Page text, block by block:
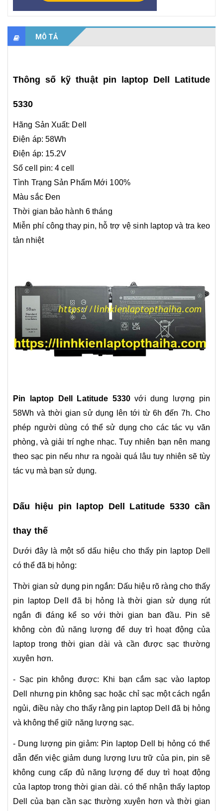
MÔ TẢ
Thông số kỹ thuật pin laptop Dell Latitude
5330
Hãng Sản Xuất: Dell
Điện áp: 58Wh
Điện áp: 15.2V
Số cell pin: 4 cell
Tình Trạng Sản Phẩm Mới 100%
Màu sắc Đen
Thời gian bảo hành 6 tháng
Miễn phí công thay pin, hỗ trợ vệ sinh laptop và tra keo
tản nhiệt
Pin laptop Dell Latitude 5330 với dung lượng pin
58Wh và thời gian sử dụng lên tới từ 6h đến 7h. Cho
phép người dùng có thể sử dụng cho các tác vụ văn
phòng, và giải trí nghe nhạc. Tuy nhiên bạn nên mang
theo sạc pin nếu như ra ngoài quá lâu tuy nhiên sẽ tùy
tác vụ mà bạn sử dụng.
Dấu hiệu pin laptop Dell Latitude 5330 cần
thay thế
Dưới đây là một số dấu hiệu cho thấy pin laptop Dell
có thể đã bị hỏng:
Thời gian sử dụng pin ngắn: Dấu hiệu rõ ràng cho thấy
pin laptop Dell đã bị hỏng là thời gian sử dụng rút
ngắn đi đáng kể so với thời gian ban đầu. Pin sẽ
không còn đủ năng lượng để duy trì hoạt động của
laptop trong thời gian dài và cần được sạc thường
xuyên hơn.
- Sạc pin không được: Khi bạn cắm sạc vào laptop
Dell nhưng pin không sạc hoặc chỉ sạc một cách ngắn
ngủi, điều này cho thấy rằng pin laptop Dell đã bị hỏng
và không thể giữ năng lượng sạc.
- Dung lượng pin giảm: Pin laptop Dell bị hỏng có thể
dẫn đến việc giảm dung lượng lưu trữ của pin, pin sẽ
không cung cấp đủ năng lượng để duy trì hoạt động
của laptop trong thời gian dài. có thể nhận thấy laptop
Dell của bạn cần sạc thường xuyên hơn và thời gian